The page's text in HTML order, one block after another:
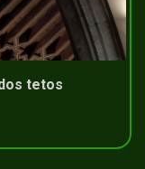
tetos